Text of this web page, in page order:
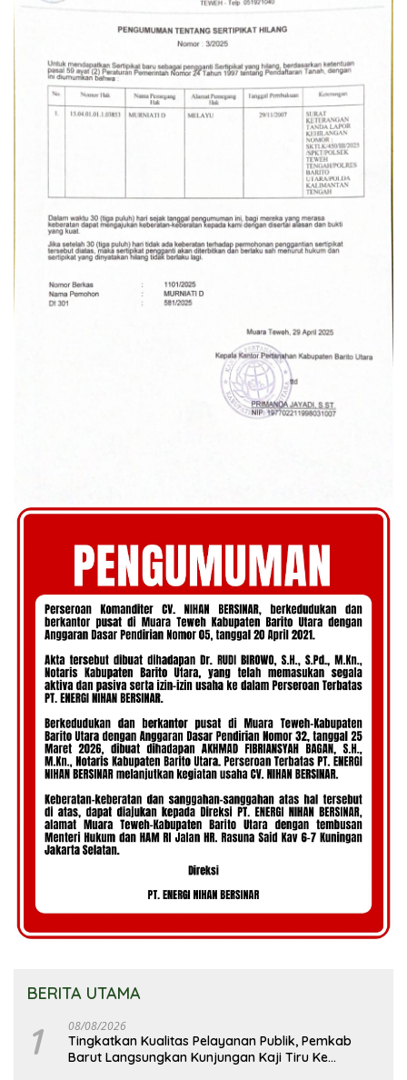
BERITA UTAMA
1 08/08/2026
Tingkatkan Kualitas Pelayanan Publik, Pemkab
Barut Langsungkan Kunjungan Kaji Tiru Ke